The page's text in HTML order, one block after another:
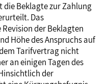
die Beklagte zur Zahlung
Das
der Beklagten
Höhe des Anspruchs auf
Tarifvertrag nicht
an einigen Tagen des
der